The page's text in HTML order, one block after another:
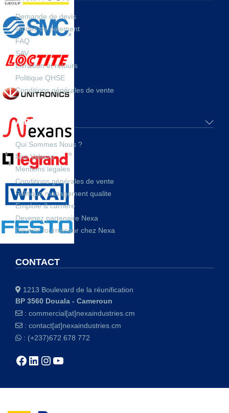
Demande de devis
Modes de paiement
FAQ
SAV
Livraison et retours
Politique QHSE
Conditions générales de vente
A PROPOS
Qui Sommes Nous ?
Nos Valeurs
Mentions legales
Conditions générales de vente
Politique management qualite
Emploie & carrière
Devenez partenaire Nexa
Devenir fournisseur chez Nexa
CONTACT
1213 Boulevard de la réunification
BP 3560 Douala - Cameroun
: commercial[at]nexaindustries.cm
: contact[at]nexaindustries.cm
: (+237)672 678 772